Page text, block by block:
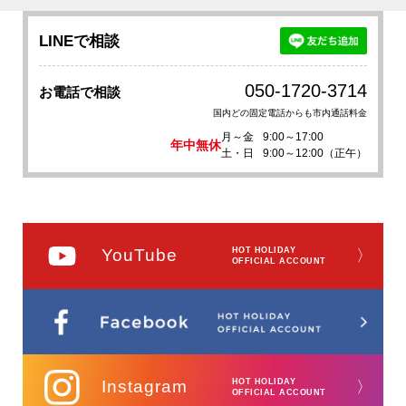
LINEで相談
お電話で相談 050-1720-3714
国内どの固定電話からも市内通話料金
年中無休
月～金
9:00～17:00
土・日
9:00～12:00（正午）
YouTube
HOT HOLIDAY
OFFICIAL ACCOUNT
〉
Instagram
HOT HOLIDAY
OFFICIAL ACCOUNT
〉